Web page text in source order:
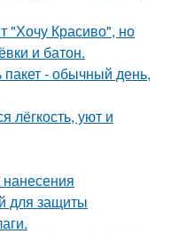
"Хочу Красиво", но
и батон.
- обычный день,
лёгкость, уют и
для защиты